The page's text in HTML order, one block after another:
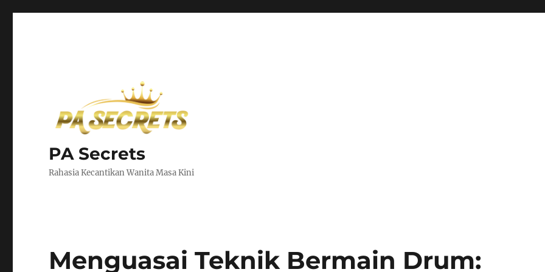
PA Secrets
Rahasia Kecantikan Wanita Masa Kini
Menguasai Teknik Bermain Drum: